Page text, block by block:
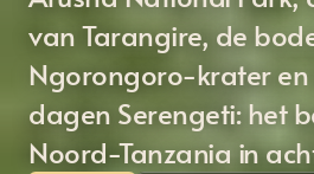
van Tarangire, de
Ngorongoro-krater en
dagen Serengeti: het
Noord-Tanzania in